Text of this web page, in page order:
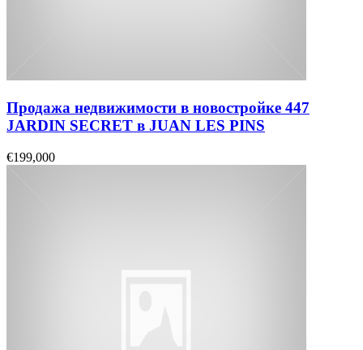
Продажа недвижимости в новостройке 447
JARDIN SECRET в JUAN LES PINS
€199,000